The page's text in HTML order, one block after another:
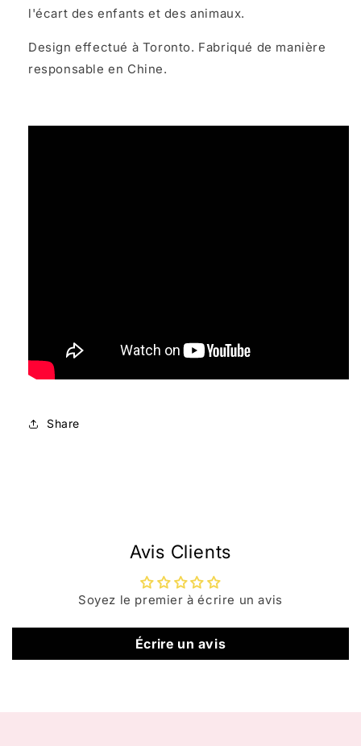
l'écart des enfants et des animaux.
Design effectué à Toronto. Fabriqué de manière
responsable en Chine.
Share
Avis Clients
Soyez le premier à écrire un avis
Écrire un avis